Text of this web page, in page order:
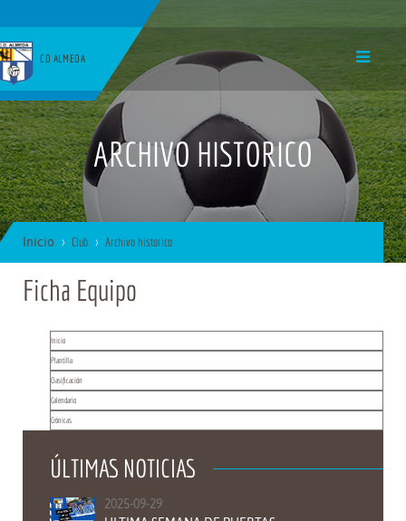
CD ALMEDA
ARCHIVO HISTORICO
Inicio Club Archivo historico
Ficha Equipo
Inicio
Plantilla
Clasificación
Calendario
Crónicas
ÚLTIMAS NOTICIAS
2025-09-29